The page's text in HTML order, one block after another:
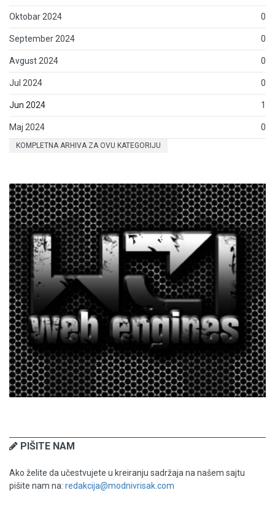
Oktobar 2024 0
September 2024 0
Avgust 2024 0
Jul 2024 0
Jun 2024 1
Maj 2024 0
KOMPLETNA ARHIVA ZA OVU KATEGORIJU
PIŠITE NAM
Ako želite da učestvujete u kreiranju sadržaja na našem sajtu
pišite nam na: redakcija@modnivrisak.com